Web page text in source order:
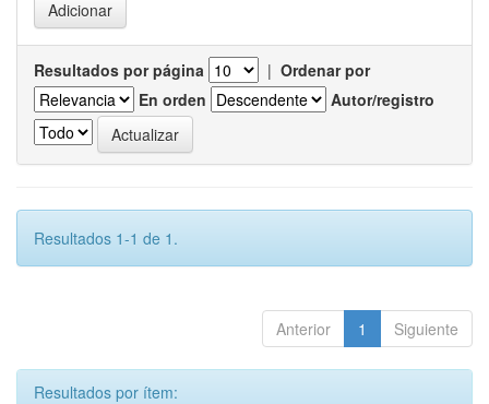
Resultados por página | Ordenar por
En orden
Autor/registro
Resultados 1-1 de 1.
Anterior 1 Siguiente
Resultados por ítem: